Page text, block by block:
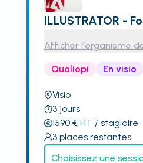
ILLUSTRATOR -
Afficher l'organisme
Qualiopi En visio
Visio
3 jours
1590€ HT / stagiaire
3 places restantes
Choisissez une